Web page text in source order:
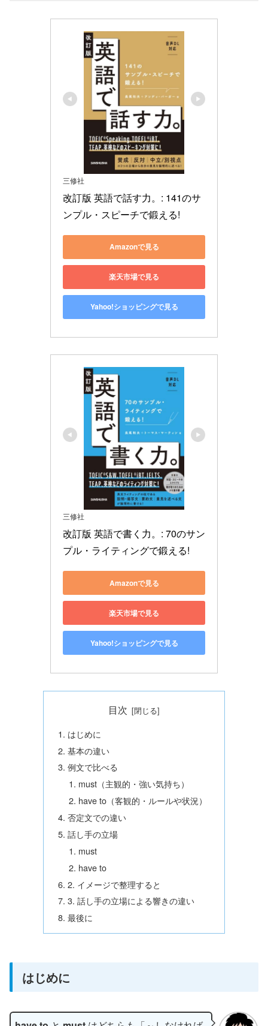
三修社
改訂版 英語で話す力。: 141のサ
ンプル・スピーチで鍛える!
Amazonで見る
楽天市場で見る
Yahoo!ショッピングで見る
三修社
改訂版 英語で書く力。: 70のサン
プル・ライティングで鍛える!
Amazonで見る
楽天市場で見る
Yahoo!ショッピングで見る
目次
はじめに
基本の違い
例文で比べる
must（主観的・強い気持ち）
have to（客観的・ルールや状況）
否定文での違い
話し手の立場
must
have to
2. イメージで整理すると
3. 話し手の立場による響きの違い
最後に
はじめに